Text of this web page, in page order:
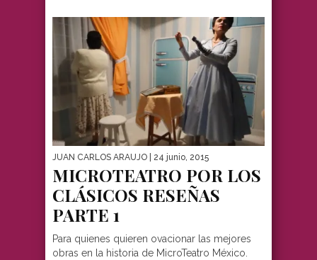
JUAN CARLOS ARAUJO | 24 junio, 2015
MICROTEATRO POR LOS
CLÁSICOS RESEÑAS
PARTE 1
Para quienes quieren ovacionar las mejores
obras en la historia de MicroTeatro México.